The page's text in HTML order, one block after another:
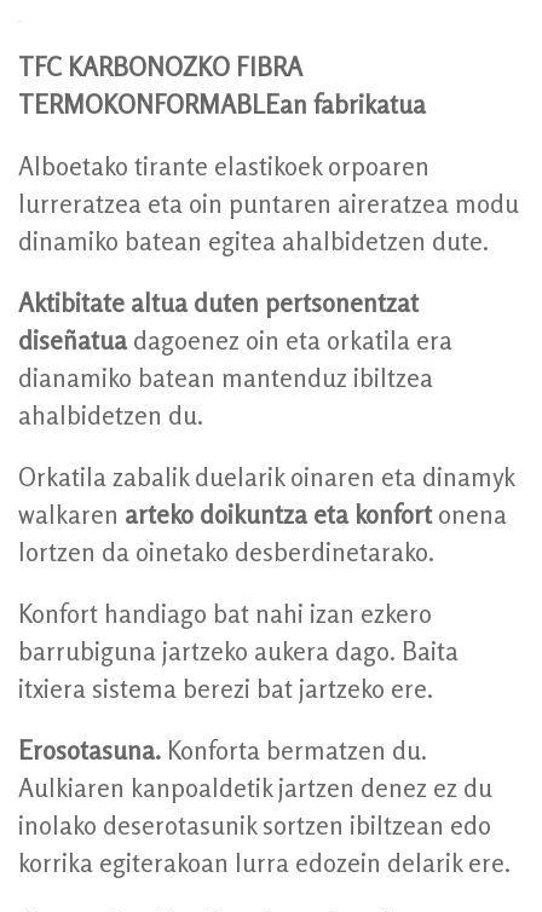
TFC KARBONOZKO FIBRA
TERMOKONFORMABLEan fabrikatua
Alboetako tirante elastikoek orpoaren
lurreratzea eta oin puntaren aireratzea modu
dinamiko batean egitea ahalbidetzen dute.
Aktibitate altua duten pertsonentzat
diseñatuadagoenez oin eta orkatila era
dianamiko batean mantenduz ibiltzea
ahalbidetzen du.
Orkatila zabalik duelarik oinaren eta dinamyk
walkaren arteko doikuntza eta konfort onena
lortzen da oinetako desberdinetarako.
Konfort handiago bat nahi izan ezkero
barrubiguna jartzeko aukera dago. Baita
itxiera sistema berezi bat jartzeko ere.
Erosotasuna. Konforta bermatzen du.
Aulkiaren kanpoaldetik jartzen denez ez du
inolako deserotasunik sortzen ibiltzean edo
korrika egiterakoan lurra edozein delarik ere.